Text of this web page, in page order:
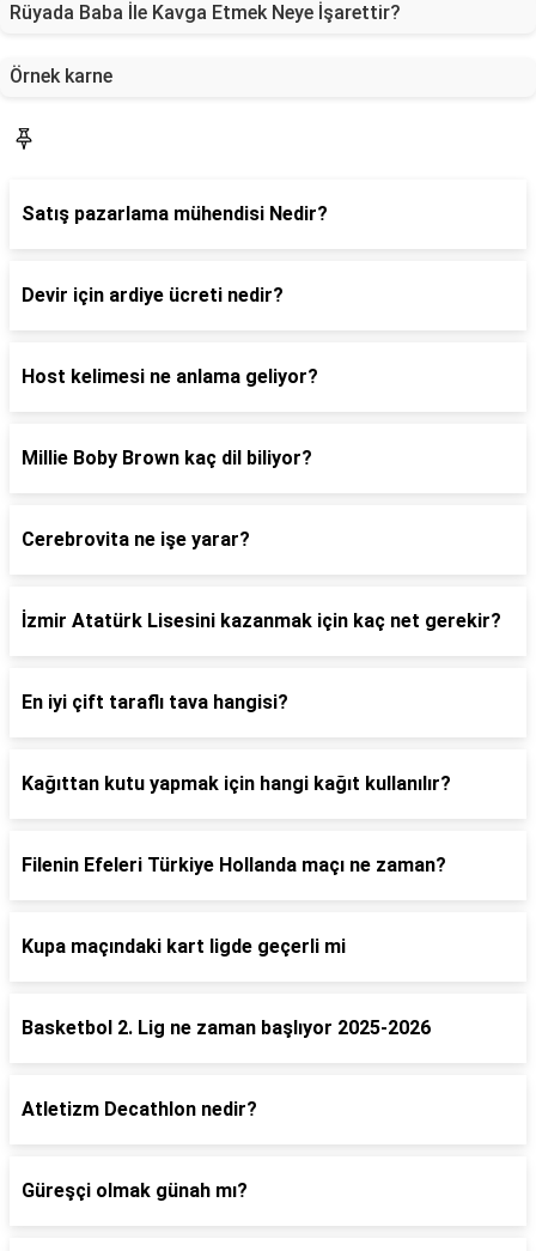
Rüyada Baba İle Kavga Etmek Neye İşarettir?
Örnek karne
Satış pazarlama mühendisi Nedir?
Devir için ardiye ücreti nedir?
Host kelimesi ne anlama geliyor?
Millie Boby Brown kaç dil biliyor?
Cerebrovita ne işe yarar?
İzmir Atatürk Lisesini kazanmak için kaç net gerekir?
En iyi çift taraflı tava hangisi?
Kağıttan kutu yapmak için hangi kağıt kullanılır?
Filenin Efeleri Türkiye Hollanda maçı ne zaman?
Kupa maçındaki kart ligde geçerli mi
Basketbol 2. Lig ne zaman başlıyor 2025-2026
Atletizm Decathlon nedir?
Güreşçi olmak günah mı?